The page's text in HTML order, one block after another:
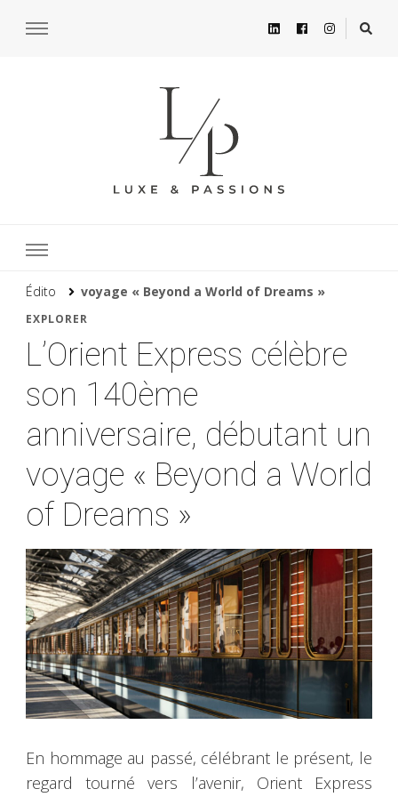
Édito voyage « Beyond a World of Dreams »
EXPLORER
L’Orient Express célèbre
son 140ème
anniversaire, débutant un
voyage « Beyond a World
of Dreams »
En hommage au passé, célébrant le présent, le
regard tourné vers l’avenir, Orient Express